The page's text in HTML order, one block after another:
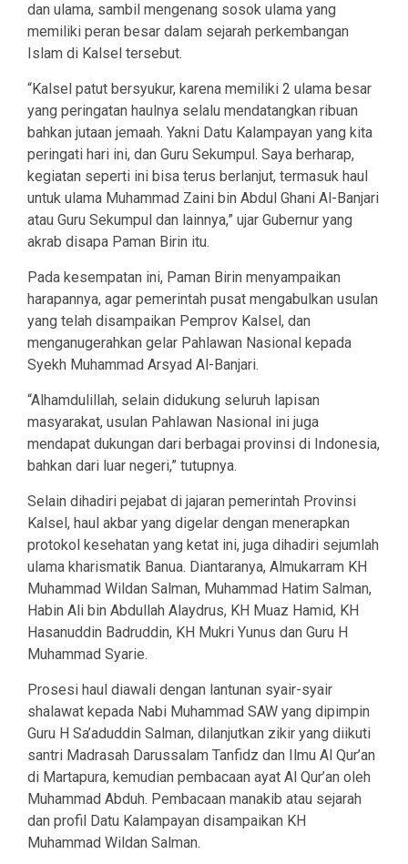
dan ulama, sambil mengenang sosok ulama yang
memiliki peran besar dalam sejarah perkembangan
Islam di Kalsel tersebut.
“Kalsel patut bersyukur, karena memiliki 2 ulama besar
yang peringatan haulnya selalu mendatangkan ribuan
bahkan jutaan jemaah. Yakni Datu Kalampayan yang kita
peringati hari ini, dan Guru Sekumpul. Saya berharap,
kegiatan seperti ini bisa terus berlanjut, termasuk haul
untuk ulama Muhammad Zaini bin Abdul Ghani Al-Banjari
atau Guru Sekumpul dan lainnya,” ujar Gubernur yang
akrab disapa Paman Birin itu.
Pada kesempatan ini, Paman Birin menyampaikan
harapannya, agar pemerintah pusat mengabulkan usulan
yang telah disampaikan Pemprov Kalsel, dan
menganugerahkan gelar Pahlawan Nasional kepada
Syekh Muhammad Arsyad Al-Banjari.
“Alhamdulillah, selain didukung seluruh lapisan
masyarakat, usulan Pahlawan Nasional ini juga
mendapat dukungan dari berbagai provinsi di Indonesia,
bahkan dari luar negeri,” tutupnya.
Selain dihadiri pejabat di jajaran pemerintah Provinsi
Kalsel, haul akbar yang digelar dengan menerapkan
protokol kesehatan yang ketat ini, juga dihadiri sejumlah
ulama kharismatik Banua. Diantaranya, Almukarram KH
Muhammad Wildan Salman, Muhammad Hatim Salman,
Habin Ali bin Abdullah Alaydrus, KH Muaz Hamid, KH
Hasanuddin Badruddin, KH Mukri Yunus dan Guru H
Muhammad Syarie.
Prosesi haul diawali dengan lantunan syair-syair
shalawat kepada Nabi Muhammad SAW yang dipimpin
Guru H Sa’aduddin Salman, dilanjutkan zikir yang diikuti
santri Madrasah Darussalam Tanfidz dan Ilmu Al Qur’an
di Martapura, kemudian pembacaan ayat Al Qur’an oleh
Muhammad Abduh. Pembacaan manakib atau sejarah
dan profil Datu Kalampayan disampaikan KH
Muhammad Wildan Salman.